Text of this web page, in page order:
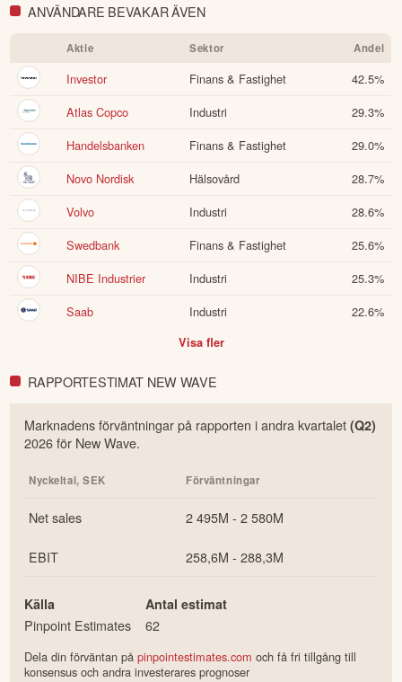
ANVÄNDARE BEVAKAR ÄVEN
Aktie Sektor Andel
Investor Finans & Fastighet 42.5%
Atlas Copco
Industri 29.3%
Handelsbanken
Finans & Fastighet 29.0%
Novo Nordisk
Hälsovård 28.7%
Volvo
Industri 28.6%
Swedbank
Finans & Fastighet 25.6%
NIBE Industrier
Industri 25.3%
Saab
Industri 22.6%
Visa fler
RAPPORTESTIMAT NEW WAVE
Marknadens förväntningar på rapporten iandrakvartalet(Q2)
2026för New Wave.
Nyckeltal,SEK Förväntningar
Net sales 2 495M - 2 580M
EBIT 258,6M - 288,3M
Källa
Pinpoint Estimates
Antal estimat
62
Dela din förväntan påpinpointestimates.com och få fri tillgång till
konsensus och andra investerares prognoser